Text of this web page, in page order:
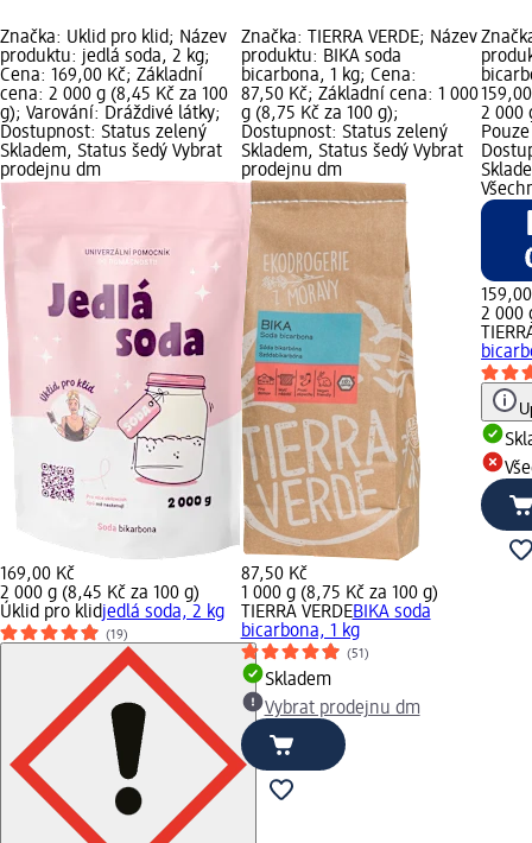
Značka: Úklid pro klid; Název
produktu: jedlá soda, 2 kg;
Cena: 169,00 Kč; Základní
cena: 2 000 g (8,45 Kč za 100
g); Varování: Dráždivé látky;
Dostupnost: Status zelený
Skladem, Status šedý Vybrat
prodejnu dm
169,00 Kč
2 000 g (8,45 Kč za 100 g)
Úklid pro klidjedlá soda, 2 kg
(19)
Značka: TIERRA VERDE; Název
produktu: BIKA soda
bicarbona, 1 kg; Cena:
87,50 Kč; Základní cena: 1 000
g (8,75 Kč za 100 g);
Dostupnost: Status zelený
Skladem, Status šedý Vybrat
prodejnu dm
87,50 Kč
1 000 g (8,75 Kč za 100 g)
TIERRA VERDEBIKA soda
bicarbona, 1 kg
(51)
Skladem
Vybrat prodejnu dm
2 000
2 000